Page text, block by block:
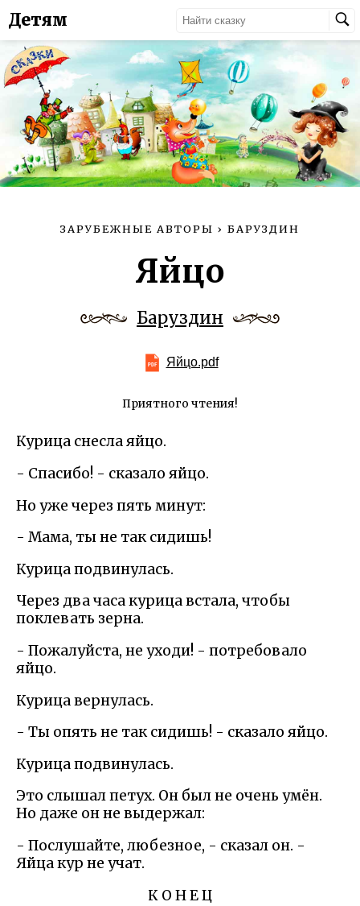
Детям
ЗАРУБЕЖНЫЕ АВТОРЫ › БАРУЗДИН
Яйцо
Баруздин
Яйцо.pdf
Приятного чтения!
Курица снесла яйцо.
- Спасибо! - сказало яйцо.
Но уже через пять минут:
- Мама, ты не так сидишь!
Курица подвинулась.
Через два часа курица встала, чтобы
поклевать зерна.
- Пожалуйста, не уходи! - потребовало
яйцо.
Курица вернулась.
- Ты опять не так сидишь! - сказало яйцо.
Курица подвинулась.
Это слышал петух. Он был не очень умён.
Но даже он не выдержал:
- Послушайте, любезное, - сказал он. -
Яйца кур не учат.
К О Н Е Ц